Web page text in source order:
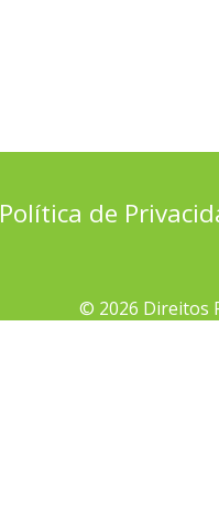
Política de
© 2026 Direitos